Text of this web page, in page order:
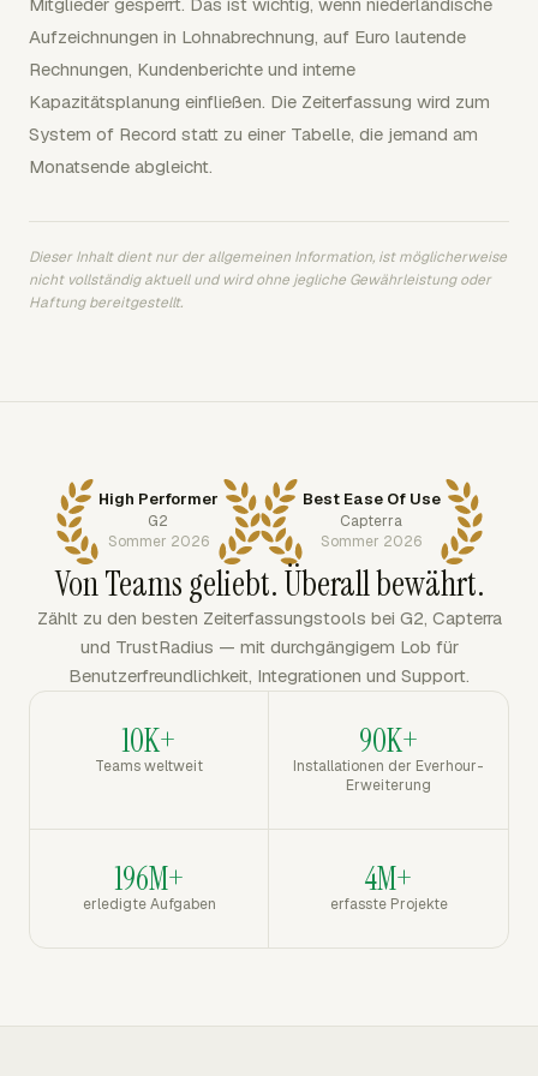
Aufzeichnungen in Lohnabrechnung, auf Euro lautende
Rechnungen, Kundenberichte und interne
Kapazitätsplanung einfließen. Die Zeiterfassung wird zum
System of Record statt zu einer Tabelle, die jemand am
Monatsende abgleicht.
Dieser Inhalt dient nur der allgemeinen Information, ist möglicherweise
nicht vollständig aktuell und wird ohne jegliche Gewährleistung oder
Haftung bereitgestellt.
High Performer
G2
Sommer 2026
Best Ease Of Use
Capterra
Sommer 2026
Von Teams geliebt. Überall bewährt.
Zählt zu den besten Zeiterfassungstools bei G2, Capterra
und TrustRadius — mit durchgängigem Lob für
Benutzerfreundlichkeit, Integrationen und Support.
10K+
Teams weltweit
90K+
Installationen der Everhour-
Erweiterung
196M+
erledigte Aufgaben
4M+
erfasste Projekte